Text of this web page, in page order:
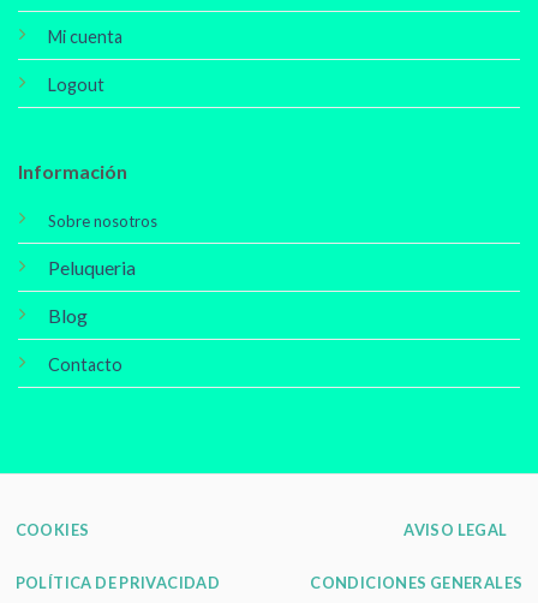
Mi cuenta
Logout
Información
Sobre nosotros
Peluqueria
Blog
Contacto
COOKIES
POLÍTICA DE PRIVACIDAD
AVISO LEGAL
CONDICIONES GENERALES